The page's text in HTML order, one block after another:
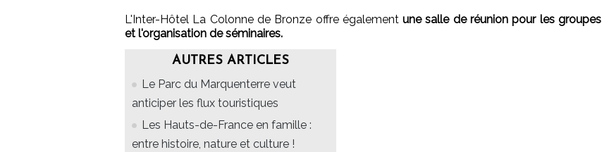
L'Inter-Hôtel La Colonne de Bronze offre égalementune salle de réunion pour les groupes
et l'organisation de séminaires.
AUTRES ARTICLES
Le Parc du Marquenterre veut
anticiper les flux touristiques
Les Hauts-de-France en famille :
entre histoire, nature et culture !